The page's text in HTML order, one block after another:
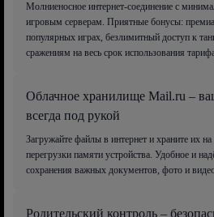
Молниеносное интернет-соединение с
игровым серверам. Приятные бонусы:
популярных играх, безлимитный доступ к
сражениям на весь срок использования
Облачное хранилище Mail.ru –
всегда под рукой
Загружайте файлы в интернет и храните их
перегрузки памяти устройства. Удобное и
сохранения важных документов, фото и
Родительский контроль –